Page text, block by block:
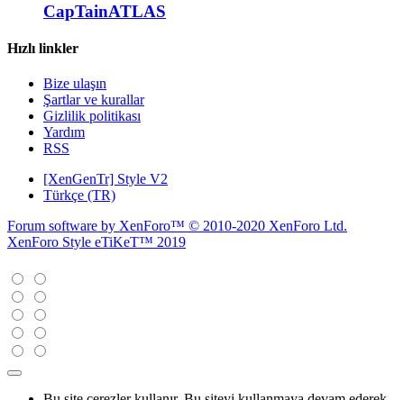
CapTainATLAS
Hızlı linkler
Bize ulaşın
Şartlar ve kurallar
Gizlilik politikası
Yardım
RSS
[XenGenTr] Style V2
Türkçe (TR)
Forum software by XenForo™ © 2010-2020 XenForo Ltd.
XenForo Style eTiKeT™ 2019